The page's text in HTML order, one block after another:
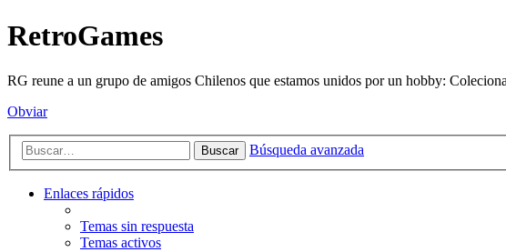
RetroGames
RG reune a un grupo de amigos Chilenos que estamos unidos por un hobby:
Obviar
Buscar Búsqueda avanzada
Enlaces rápidos
Temas sin respuesta
Temas activos